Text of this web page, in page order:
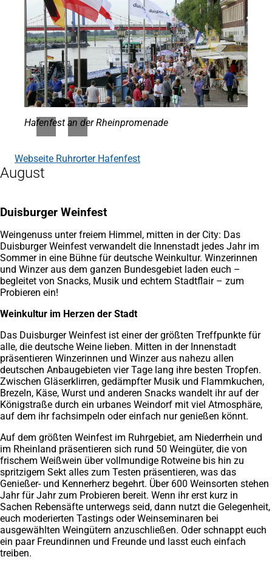
Hafenfest an der Rheinpromenade
Webseite Ruhrorter Hafenfest
(Öffnet
in
einem
Tab)
August
Duisburger Weinfest
Weingenuss unter freiem Himmel, mitten in der City: Das
Duisburger Weinfest verwandelt die Innenstadt jedes Jahr im
Sommer in eine Bühne für deutsche Weinkultur. Winzerinnen
und Winzer aus dem ganzen Bundesgebiet laden euch –
begleitet von Snacks, Musik und echtem Stadtflair – zum
Probieren ein!
Weinkultur im Herzen der Stadt
Das Duisburger Weinfest ist einer der größten Treffpunkte für
alle, die deutsche Weine lieben. Mitten in der Innenstadt
präsentieren Winzerinnen und Winzer aus nahezu allen
deutschen Anbaugebieten vier Tage lang ihre besten Tropfen.
Zwischen Gläserklirren, gedämpfter Musik und Flammkuchen,
Brezeln, Käse, Wurst und anderen Snacks wandelt ihr auf der
Königstraße durch ein urbanes Weindorf mit viel Atmosphäre,
auf dem ihr fachsimpeln oder einfach nur genießen könnt.
Auf dem größten Weinfest im Ruhrgebiet, am Niederrhein und
im Rheinland präsentieren sich rund 50 Weingüter, die von
frischem Weißwein über vollmundige Rotweine bis hin zu
spritzigem Sekt alles zum Testen präsentieren, was das
Genießer- und Kennerherz begehrt. Über 600 Weinsorten stehen
Jahr für Jahr zum Probieren bereit. Wenn ihr erst kurz in
Sachen Rebensäfte unterwegs seid, dann nutzt die Gelegenheit,
euch moderierten Tastings oder Weinseminaren bei
ausgewählten Weingütern anzuschließen. Oder schnappt euch
ein paar Freundinnen und Freunde und lasst euch einfach
treiben.